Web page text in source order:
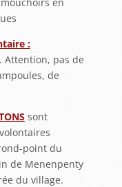
:
Attention, pas de
de
sont
point du
de Menenpenty
du village.